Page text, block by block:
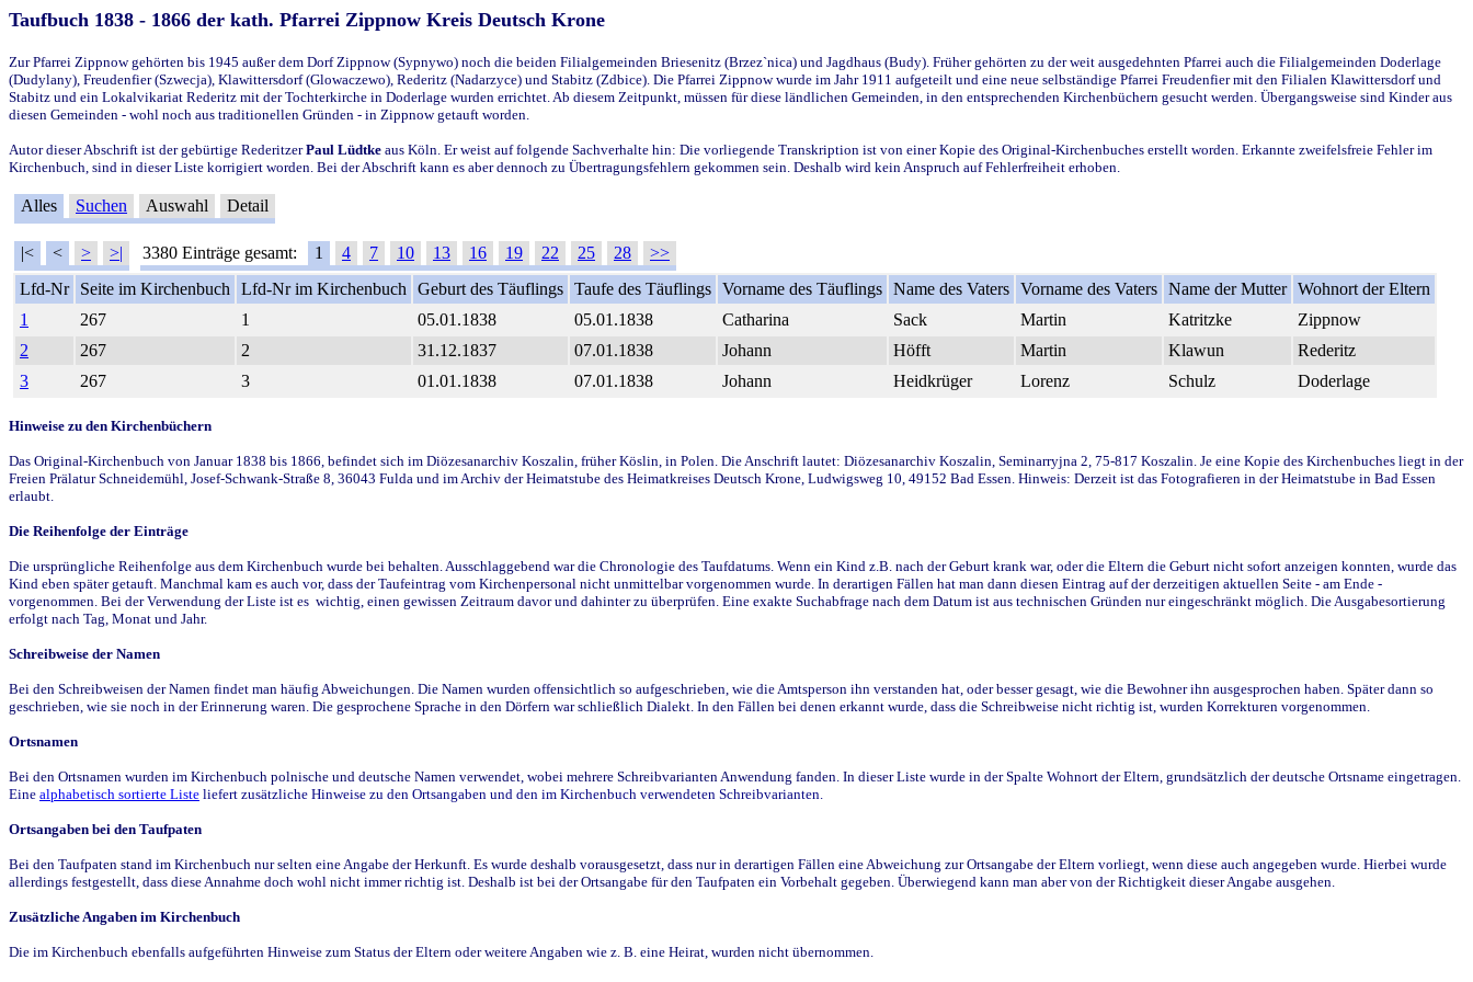
Taufbuch 1838 - 1866 der kath. Pfarrei Zippnow Kreis Deutsch Krone
Zur Pfarrei Zippnow gehörten bis 1945 außer dem Dorf Zippnow (Sypnywo) noch die beiden Filialgemeinden Briesenitz (Brzez`nica) und Jagdhaus (Budy). Früher gehörten zu der weit ausgedehnten Pfarrei auch die Filialgemeinden Doderlage
(Dudylany), Freudenfier (Szwecja), Klawittersdorf (Glowaczewo), Rederitz (Nadarzyce) und Stabitz (Zdbice). Die Pfarrei Zippnow wurde im Jahr 1911 aufgeteilt und eine neue selbständige Pfarrei Freudenfier mit den Filialen Klawittersdorf und
Stabitz und ein Lokalvikariat Rederitz mit der Tochterkirche in Doderlage wurden errichtet. Ab diesem Zeitpunkt, müssen für diese ländlichen Gemeinden, in den entsprechenden Kirchenbüchern gesucht werden. Übergangsweise sind Kinder aus
diesen Gemeinden - wohl noch aus traditionellen Gründen - in Zippnow getauft worden.
Autor dieser Abschrift ist der gebürtige RederitzerPaul Lüdtke aus Köln. Er weist auf folgende Sachverhalte hin: Die vorliegende Transkription ist von einer Kopie des Original-Kirchenbuches erstellt worden. Erkannte zweifelsfreie Fehler im
Kirchenbuch, sind in dieser Liste korrigiert worden. Bei der Abschrift kann es aber dennoch zu Übertragungsfehlern gekommen sein. Deshalb wird kein Anspruch auf Fehlerfreiheit erhoben.
Alles Suchen Auswahl Detail
|< < > >| 3380 Einträge gesamt: 1 4 7 10 13 16 19 22 25 28
>>
Lfd-Nr
Seite im Kirchenbuch Lfd-Nr im Kirchenbuch Geburt des Täuflings Taufe des Täuflings Vorname des Täuflings Name des Vaters Vorname des Vaters Name der Mutter Wohnort der Eltern
1
267 1 05.01.1838 05.01.1838 Catharina Sack Martin Katritzke
Zippnow
2
267 2 31.12.1837 07.01.1838 Johann Höfft Martin Klawun
Rederitz
3
267 3 01.01.1838 07.01.1838 Johann Heidkrüger Lorenz Schulz Doderlage
Hinweise zu den Kirchenbüchern
Das Original-Kirchenbuch von Januar 1838 bis 1866, befindet sich im Diözesanarchiv Koszalin, früher Köslin, in Polen. Die Anschrift lautet: Diözesanarchiv Koszalin, Seminarryjna 2, 75-817 Koszalin. Je eine Kopie des Kirchenbuches liegt in der
Freien Prälatur Schneidemühl, Josef-Schwank-Straße 8, 36043 Fulda und im Archiv der Heimatstube des Heimatkreises Deutsch Krone, Ludwigsweg 10, 49152 Bad Essen. Hinweis: Derzeit ist das Fotografieren in der Heimatstube in Bad Essen
erlaubt.
Die Reihenfolge der Einträge
Die ursprüngliche Reihenfolge aus dem Kirchenbuch wurde bei behalten. Ausschlaggebend war die Chronologie des Taufdatums. Wenn ein Kind z.B. nach der Geburt krank war, oder die Eltern die Geburt nicht sofort anzeigen konnten, wurde das
Kind eben später getauft. Manchmal kam es auch vor, dass der Taufeintrag vom Kirchenpersonal nicht unmittelbar vorgenommen wurde. In derartigen Fällen hat man dann diesen Eintrag auf der derzeitigen aktuellen Seite - am Ende -
vorgenommen. Bei der Verwendung der Liste ist es wichtig, einen gewissen Zeitraum davor und dahinter zu überprüfen. Eine exakte Suchabfrage nach dem Datum ist aus technischen Gründen nur eingeschränkt möglich. Die Ausgabesortierung
erfolgt nach Tag, Monat und Jahr.
Schreibweise der Namen
Bei den Schreibweisen der Namen findet man häufig Abweichungen. Die Namen wurden offensichtlich so aufgeschrieben, wie die Amtsperson ihn verstanden hat, oder besser gesagt, wie die Bewohner ihn ausgesprochen haben. Später dann so
geschrieben, wie sie noch in der Erinnerung waren. Die gesprochene Sprache in den Dörfern war schließlich Dialekt. In den Fällen bei denen erkannt wurde, dass die Schreibweise nicht richtig ist, wurden Korrekturen vorgenommen.
Ortsnamen
Bei den Ortsnamen wurden im Kirchenbuch polnische und deutsche Namen verwendet, wobei mehrere Schreibvarianten Anwendung fanden. In dieser Liste wurde in der Spalte Wohnort der Eltern, grundsätzlich der deutsche Ortsname eingetragen.
Eine alphabetisch sortierte Liste liefert zusätzliche Hinweise zu den Ortsangaben und den im Kirchenbuch verwendeten Schreibvarianten.
Ortsangaben bei den Taufpaten
Bei den Taufpaten stand im Kirchenbuch nur selten eine Angabe der Herkunft. Es wurde deshalb vorausgesetzt, dass nur in derartigen Fällen eine Abweichung zur Ortsangabe der Eltern vorliegt, wenn diese auch angegeben wurde. Hierbei wurde
allerdings festgestellt, dass diese Annahme doch wohl nicht immer richtig ist. Deshalb ist bei der Ortsangabe für den Taufpaten ein Vorbehalt gegeben. Überwiegend kann man aber von der Richtigkeit dieser Angabe ausgehen.
Zusätzliche Angaben im Kirchenbuch
Die im Kirchenbuch ebenfalls aufgeführten Hinweise zum Status der Eltern oder weitere Angaben wie z. B. eine Heirat, wurden nicht übernommen.